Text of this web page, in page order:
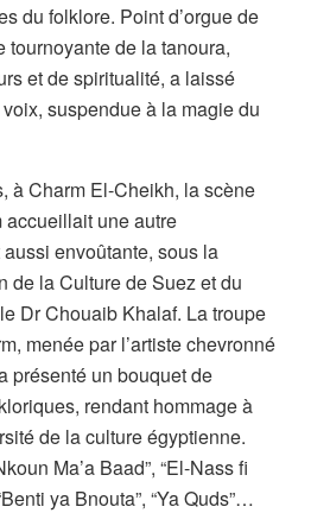
du folklore. Point d’orgue de
tournoyante de la tanoura,
et de spiritualité, a laissé
suspendue à la magie du
à Charm El-Cheikh, la scène
une autre
envoûtante, sous la
de la Culture de Suez et du
Dr Chouaib Khalaf. La troupe
menée par l’artiste chevronné
présenté un bouquet de
rendant hommage à
de la culture égyptienne.
Ma’a Baad”, “El-Nass fi
ya Bnouta”, “Ya Quds”…